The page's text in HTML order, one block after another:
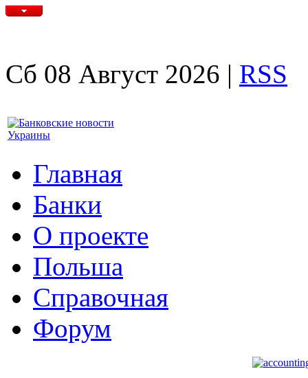
Сб 08 Август 2026 | RSS
Главная
Банки
О проекте
Польша
Справочная
Форум